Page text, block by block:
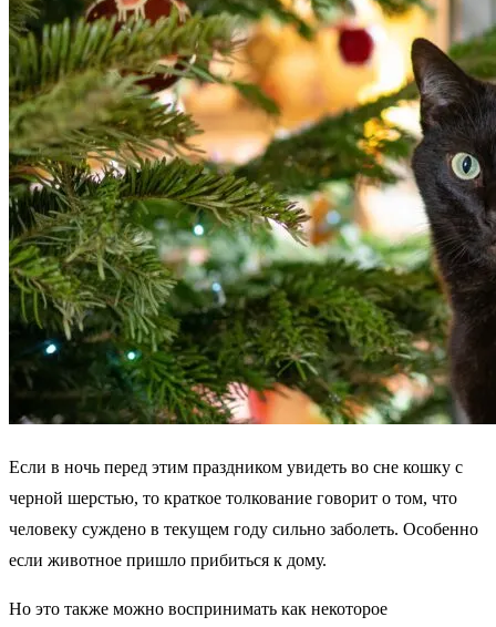
Если в ночь перед этим праздником увидеть во сне кошку с
черной шерстью, то краткое толкование говорит о том, что
человеку суждено в текущем году сильно заболеть. Особенно
если животное пришло прибиться к дому.
Но это также можно воспринимать как некоторое